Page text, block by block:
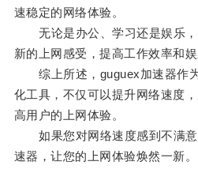
速稳定的网络体验。
无论是办公、学习还是娱乐，
新的上网感受，提高工作效率和娱
综上所述，guguex加速器作
化工具，不仅可以提升网络速度
高用户的上网体验。
如果您对网络速度感到不满意
速器，让您的上网体验焕然一新。